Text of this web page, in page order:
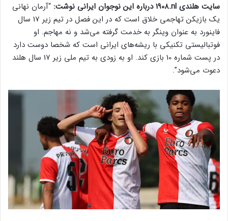
سایت هلندی ‌‎1908.nl‌‏ درباره این نوجوان ایرانی نوشت:
“آرمان نهانی
‏یک بازیکن تهاجمی خلاق است که در این فصل در تیم زیر 17 سال
‏فاینورد به عنوان وینگر به خدمت گرفته می‌شد و نه مهاجم. او
‏فوتبالیستی تکنیکی با ریشه‌های ایرانی است که شخصا دوست دارد
‏در پست شماره 10 بازی کند. او به زودی به تیم ملی زیر 17 سال هلند
‏دعوت می‌شود”. ‏